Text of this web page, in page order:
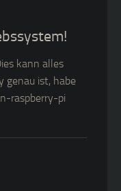
kann alles
genau ist, habe
raspberry-pi